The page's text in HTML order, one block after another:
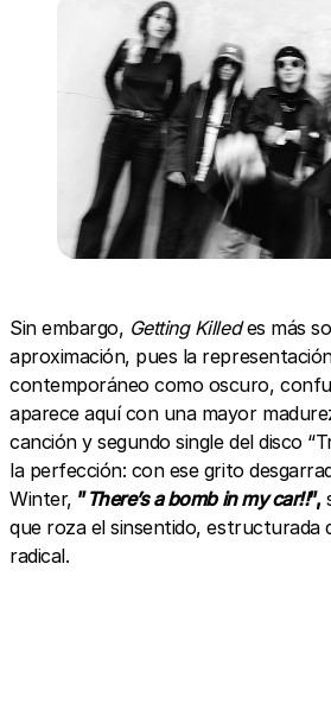
Sin embargo, Getting Killedes más
aproximación, pues la
contemporáneo como oscuro,
aparece aquí con una mayor
canción y segundo single del disco
la perfección: con ese grito
Winter, ”There’s a bomb in my car!!”,
que roza el sinsentido, estructurada
radical.